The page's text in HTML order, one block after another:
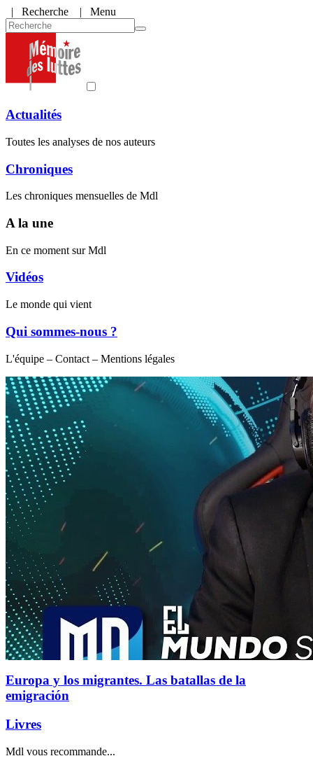
| Recherche | Menu
Actualités
Toutes les analyses de nos auteurs
Chroniques
Les chroniques mensuelles de Mdl
A la une
En ce moment sur Mdl
Vidéos
Le monde qui vient
Qui sommes-nous ?
L'équipe – Contact – Mentions légales
Europa y los migrantes. Las batallas de la
emigración
Livres
Mdl vous recommande...